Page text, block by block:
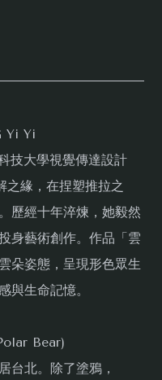
Yi Yi
技大學視覺傳達設計
之緣，在捏塑推拉之
歷經十年淬煉，她毅然
身藝術創作。作品「雲
朵姿態，呈現形色眾生
與生命記憶。
Bear)
台北。除了塗鴉，